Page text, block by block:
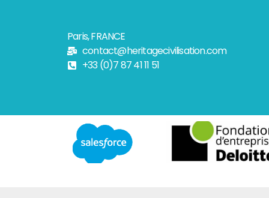
Paris, FRANCE
contact@heritagecivilisation.com
+33 (0)7 87 41 11 51